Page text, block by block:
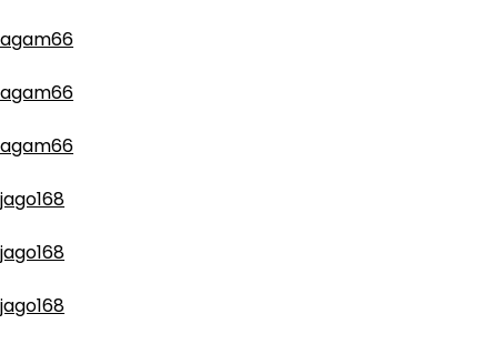
agam66
agam66
agam66
jago168
jago168
jago168